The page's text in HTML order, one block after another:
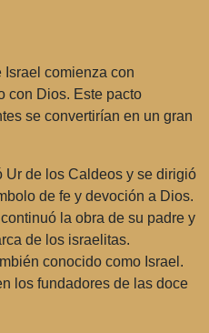
comienza con
con Dios. Este pacto
se convertirían en un gran
Ur de los Caldeos y se dirigió
de fe y devoción a Dios.
la obra de su padre y
de los israelitas.
conocido como Israel.
los fundadores de las doce